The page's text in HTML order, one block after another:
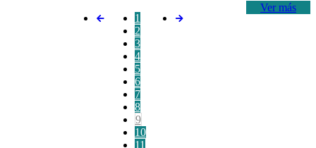
Ver más
1
2
3
4
5
6
7
8
9
10
11